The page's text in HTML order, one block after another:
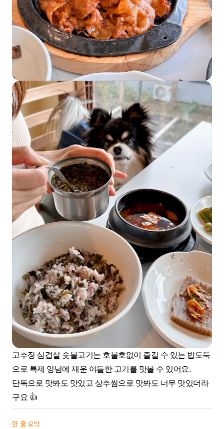
고추장 삼겹살 숯불고기는 호불호없이 즐길 수 있는 밥도둑
으로 특제 양념에 재운 야들한 고기를 맛볼 수 있어요.
단독으로 맛봐도 맛있고 상추쌈으로 맛봐도 너무 맛있더라
구요 👍
한 줄 요약